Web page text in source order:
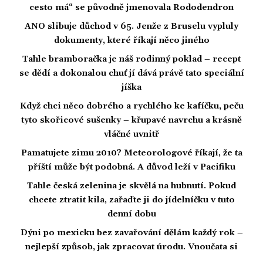
cesto má“ se původně jmenovala Rododendron
ANO slibuje důchod v 65. Jenže z Bruselu vypluly
dokumenty, které říkají něco jiného
Tahle bramboračka je náš rodinný poklad – recept
se dědí a dokonalou chuť jí dává právě tato speciální
jíška
Když chci něco dobrého a rychlého ke kafíčku, peču
tyto skořicové sušenky – křupavé navrchu a krásně
vláčné uvnitř
Pamatujete zimu 2010? Meteorologové říkají, že ta
příští může být podobná. A důvod leží v Pacifiku
Tahle česká zelenina je skvělá na hubnutí. Pokud
chcete ztratit kila, zařaďte ji do jídelníčku v tuto
denní dobu
Dýni po mexicku bez zavařování dělám každý rok –
nejlepší způsob, jak zpracovat úrodu. Vnoučata si